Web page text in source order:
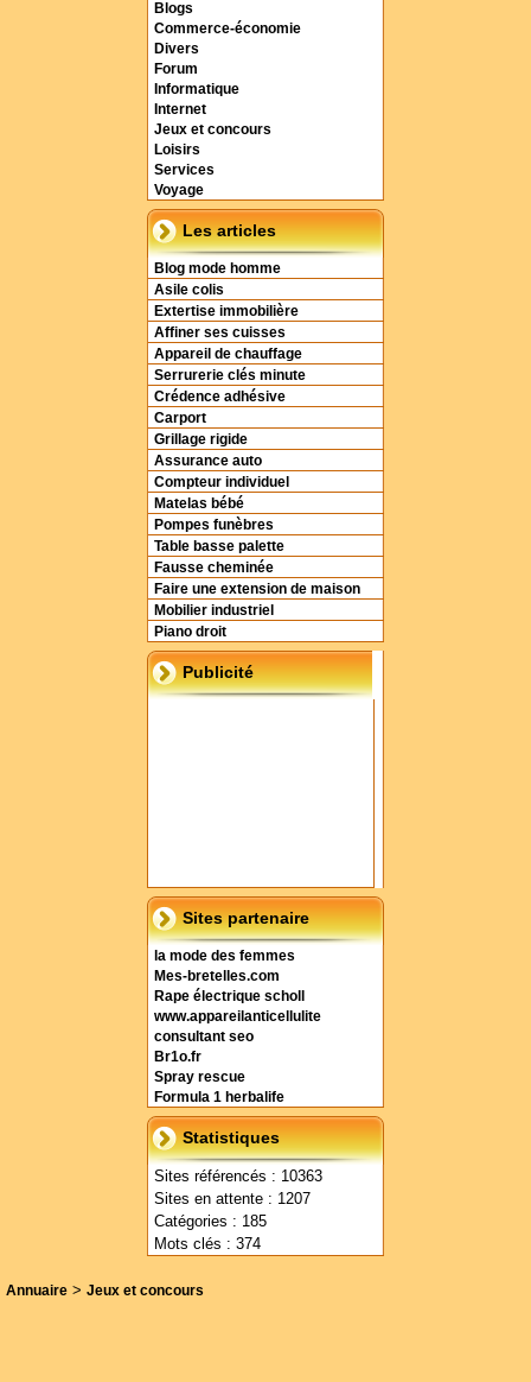
Blogs
Commerce-économie
Divers
Forum
Informatique
Internet
Jeux et concours
Loisirs
Services
Voyage
Les articles
Blog mode homme
Asile colis
Extertise immobilière
Affiner ses cuisses
Appareil de chauffage
Serrurerie clés minute
Crédence adhésive
Carport
Grillage rigide
Assurance auto
Compteur individuel
Matelas bébé
Pompes funèbres
Table basse palette
Fausse cheminée
Faire une extension de maison
Mobilier industriel
Piano droit
Publicité
Sites partenaire
la mode des femmes
Mes-bretelles.com
Rape électrique scholl
www.appareilanticellulite
consultant seo
Br1o.fr
Spray rescue
Formula 1 herbalife
Statistiques
Sites référencés : 10363
Sites en attente : 1207
Catégories : 185
Mots clés : 374
Annuaire > Jeux et concours